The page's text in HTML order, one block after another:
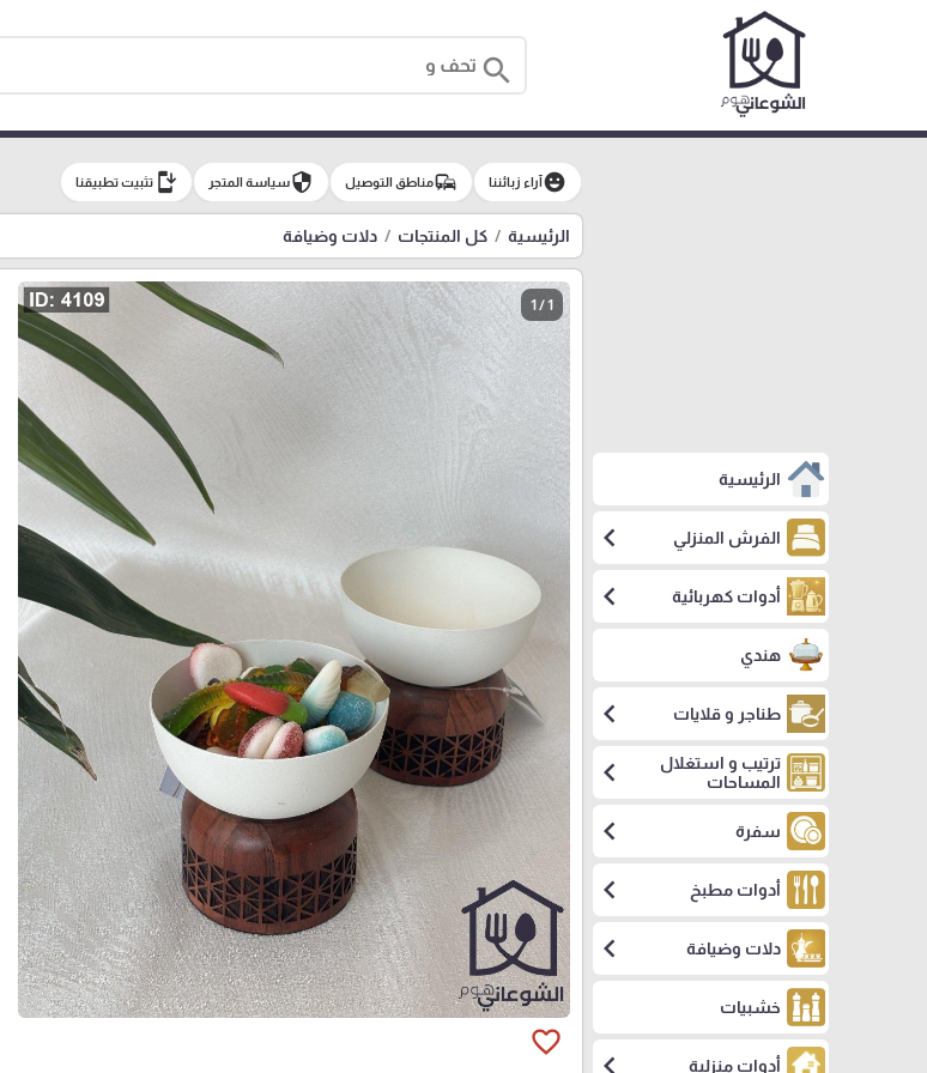
search
الرئيسية
الفرش المنزلي chevron_left
أدوات كهربائية chevron_left
هندي
طناجر و قلايات chevron_left
ترتيب و استغلال
المساحات
chevron_left
سفرة chevron_left
أدوات مطبخ chevron_left
دلات وضيافة chevron_left
خشبيات
أدوات منزلية
emoji_emotionsآراء زبائننا commuteمناطق التوصيل securityسياسة المتجر install_mobileتثبيت تطبيقنا
الرئيسية كل المنتجات دلات وضيافة
1 / 1
favorite_border